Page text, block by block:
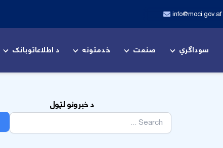
info@moci.gov.af
سوداگري صنعت خدمتونه د اطلاعاتوبانک
د خبرونو لټول